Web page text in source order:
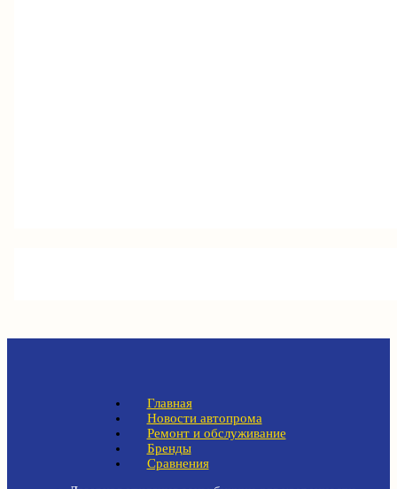
Главная
Новости автопрома
Ремонт и обслуживание
Бренды
Сравнения